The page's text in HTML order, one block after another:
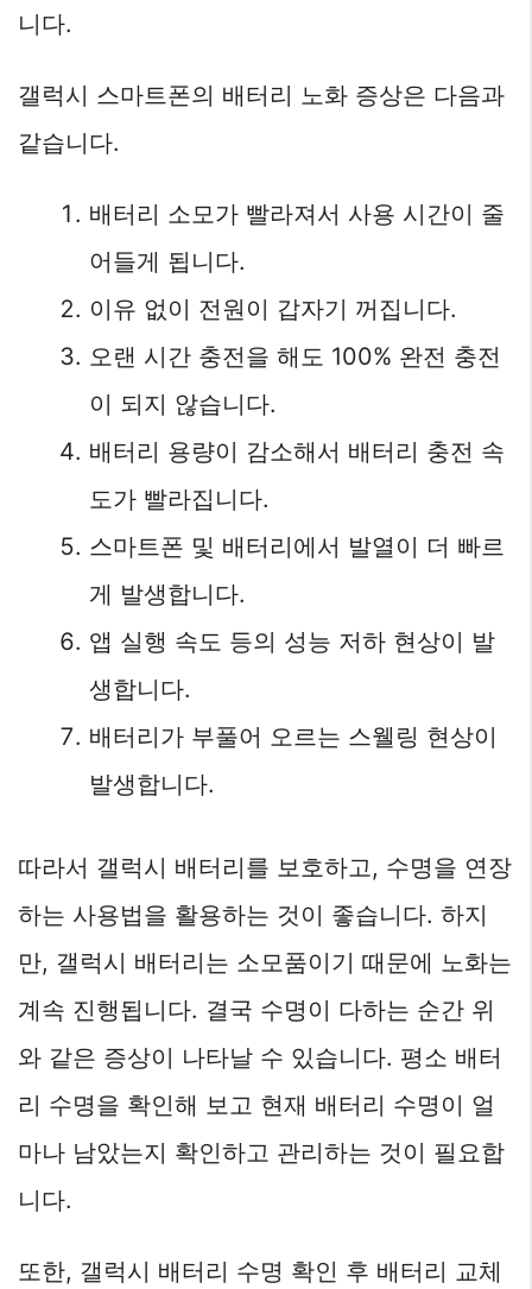
니다.
갤럭시 스마트폰의 배터리 노화 증상은 다음과
같습니다.
배터리 소모가 빨라져서 사용 시간이 줄
어들게 됩니다.
이유 없이 전원이 갑자기 꺼집니다.
오랜 시간 충전을 해도 100% 완전 충전
이 되지 않습니다.
배터리 용량이 감소해서 배터리 충전 속
도가 빨라집니다.
스마트폰 및 배터리에서 발열이 더 빠르
게 발생합니다.
앱 실행 속도 등의 성능 저하 현상이 발
생합니다.
배터리가 부풀어 오르는 스웰링 현상이
발생합니다.
따라서 갤럭시 배터리를 보호하고, 수명을 연장
하는 사용법을 활용하는 것이 좋습니다. 하지
만, 갤럭시 배터리는 소모품이기 때문에 노화는
계속 진행됩니다. 결국 수명이 다하는 순간 위
와 같은 증상이 나타날 수 있습니다. 평소 배터
리 수명을 확인해 보고 현재 배터리 수명이 얼
마나 남았는지 확인하고 관리하는 것이 필요합
니다.
또한, 갤럭시 배터리 수명 확인 후 배터리 교체